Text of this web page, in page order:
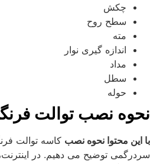
چکش
سطح روح
مته
اندازه گیری نوار
مداد
سطل
حوله
نحوه نصب توالت
با این محتوا نحوه نصب کاسه توالت
سردرگمی توضیح می دهیم. در